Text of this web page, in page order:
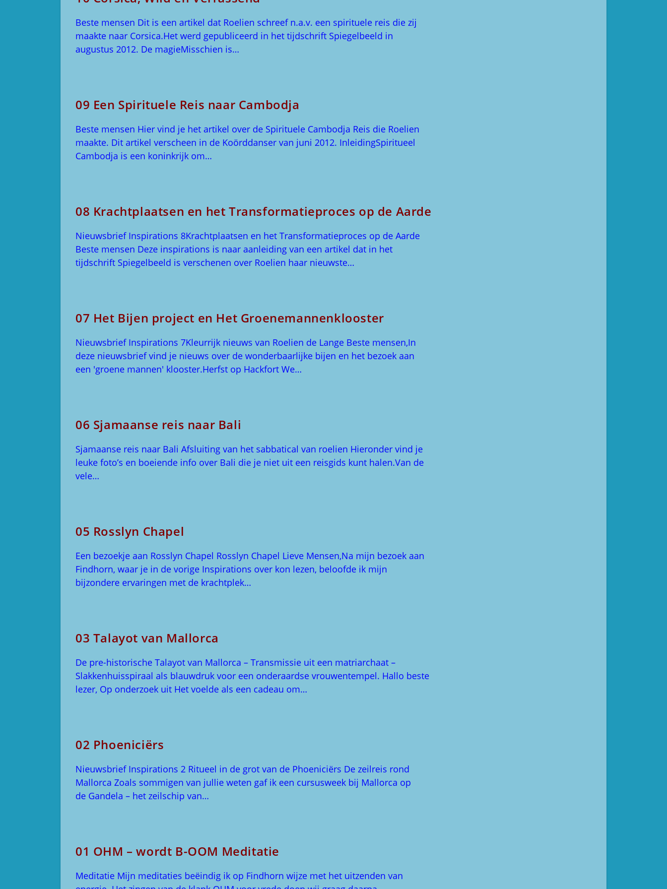
Beste mensen Dit is een artikel dat Roelien schreef n.a.v. een spirituele reis die zij
maakte naar Corsica.Het werd gepubliceerd in het tijdschrift Spiegelbeeld in
augustus 2012. De magieMisschien is…
09 Een Spirituele Reis naar Cambodja
Beste mensen Hier vind je het artikel over de Spirituele Cambodja Reis die Roelien
maakte. Dit artikel verscheen in de Koörddanser van juni 2012. InleidingSpiritueel
Cambodja is een koninkrijk om…
08 Krachtplaatsen en het Transformatieproces op de Aarde
Nieuwsbrief Inspirations 8Krachtplaatsen en het Transformatieproces op de Aarde
Beste mensen Deze inspirations is naar aanleiding van een artikel dat in het
tijdschrift Spiegelbeeld is verschenen over Roelien haar nieuwste…
07 Het Bijen project en Het Groenemannenklooster
Nieuwsbrief Inspirations 7Kleurrijk nieuws van Roelien de Lange Beste mensen,In
deze nieuwsbrief vind je nieuws over de wonderbaarlijke bijen en het bezoek aan
een 'groene mannen' klooster.Herfst op Hackfort We…
06 Sjamaanse reis naar Bali
Sjamaanse reis naar Bali Afsluiting van het sabbatical van roelien Hieronder vind je
leuke foto’s en boeiende info over Bali die je niet uit een reisgids kunt halen.Van de
vele…
05 Rosslyn Chapel
Een bezoekje aan Rosslyn Chapel Rosslyn Chapel Lieve Mensen,Na mijn bezoek aan
Findhorn, waar je in de vorige Inspirations over kon lezen, beloofde ik mijn
bijzondere ervaringen met de krachtplek…
03 Talayot van Mallorca
De pre-historische Talayot van Mallorca – Transmissie uit een matriarchaat –
Slakkenhuisspiraal als blauwdruk voor een onderaardse vrouwentempel. Hallo beste
lezer, Op onderzoek uit Het voelde als een cadeau om…
02 Phoeniciërs
Nieuwsbrief Inspirations 2 Ritueel in de grot van de Phoeniciërs De zeilreis rond
Mallorca Zoals sommigen van jullie weten gaf ik een cursusweek bij Mallorca op
de Gandela – het zeilschip van…
01 OHM – wordt B-OOM Meditatie
Meditatie Mijn meditaties beëindig ik op Findhorn wijze met het uitzenden van